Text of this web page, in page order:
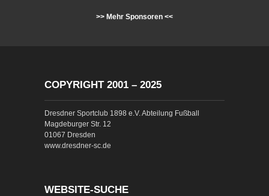
>> Mehr Sponsoren <<
COPYRIGHT 2001 – 2025
Dresdner Sportclub 1898 e.V. Abteilung Fußball
Magdeburger Str. 12
01067 Dresden
www.dresdner-sc.de
WEBSITE-SUCHE